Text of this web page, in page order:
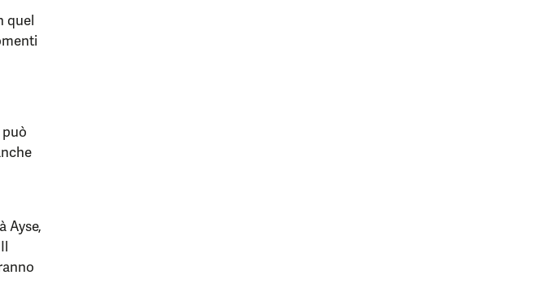
quel
Ayse,